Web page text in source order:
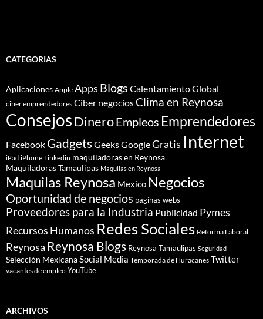
CATEGORIAS
Aplicaciones Apple Apps Blogs Calentamiento Global
ciber emprendedores Ciber negociosClima en Reynosa
ConsejosDineroEmpleos Emprendedores
Facebook GadgetsGeeksGoogleGratis Internet
iPad iPhone Linkedin maquiladoras en Reynosa
Maquiladoras Tamaulipas Maquilas en Reynosa
Maquilas Reynosa Mexico Negocios
Oportunidad de negocios paginas webs
Proveedores para la Industria Publicidad Pymes
Recursos Humanos Redes Sociales Reforma Laboral
Reynosa Reynosa Blogs Reynosa Tamaulipas Seguridad
Selección MexicanaSocial Media Temporada de Huracanes Twitter
vacantes de empleo YouTube
ARCHIVOS